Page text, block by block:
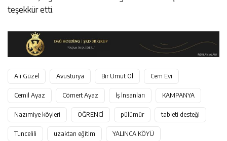
teşekkür etti.
Ali Güzel Avusturya Bir Umut Ol Cem Evi
Cemil Ayaz Cömert Ayaz İş İnsanları KAMPANYA
Nazımiye köyleri ÖĞRENCİ pülümür tableti desteği
Tuncelili uzaktan eğitim YALINCA KÖYÜ